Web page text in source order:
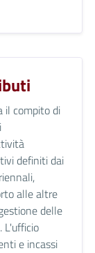
il compito di
definiti dai
alle altre
delle
L'ufficio
e incassi